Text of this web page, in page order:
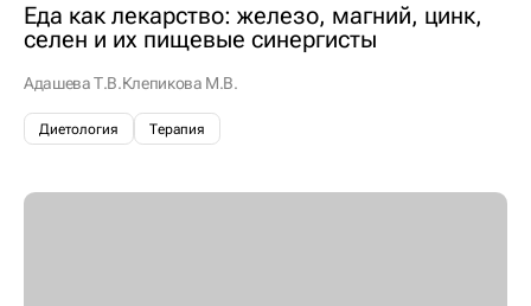
Еда как лекарство: железо, магний, цинк,
селен и их пищевые синергисты
Адашева Т.В.Клепикова М.В.
Диетология Терапия